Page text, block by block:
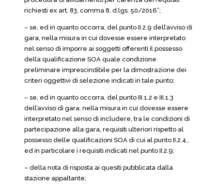
richiesti ex art. 83, comma 8, d.lgs. 50/2016”;
– se, ed in quanto occorra, del punto II.2.9 dell’avviso di
gara, nella misura in cui dovesse essere interpretato
nel senso di imporre ai soggetti offerenti il possesso
della qualificazione SOA quale condizione
preliminare imprescindibile per la dimostrazione dei
criteri oggettivi di selezione indicati in tale punto;
– se, ed in quanto occorra, del punto III.1.2 e III.1.3
dell’avviso di gara, nella misura in cui dovesse essere
interpretato nel senso di includere, tra le condizioni di
partecipazione alla gara, requisiti ulteriori rispetto al
possesso delle qualificazioni SOA di cui al punto II.2.4.,
ed in particolare i requisiti indicati nel punto II.2.9;
– della nota di risposta ai quesiti pubblicata dalla
stazione appaltante;